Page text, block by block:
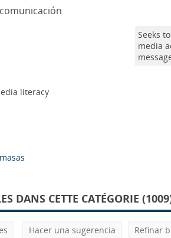
Seeks
media
literacy
DANS CETTE CATÉGORIE
Hacer una sugerencia Refinar